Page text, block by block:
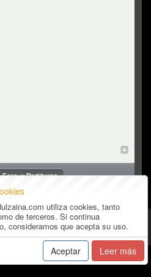
Foro»Partituras
y Condiciones -
19828
Usuarios
utiliza cookies, tanto
de terceros. Si continua
consideramos que acepta su uso.
Aceptar Leer más